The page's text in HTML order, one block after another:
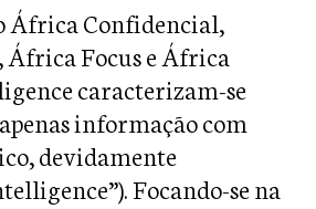
África Confidencial,
Focus e África
caracterizam-se
informação com
devidamente
Focando-se na